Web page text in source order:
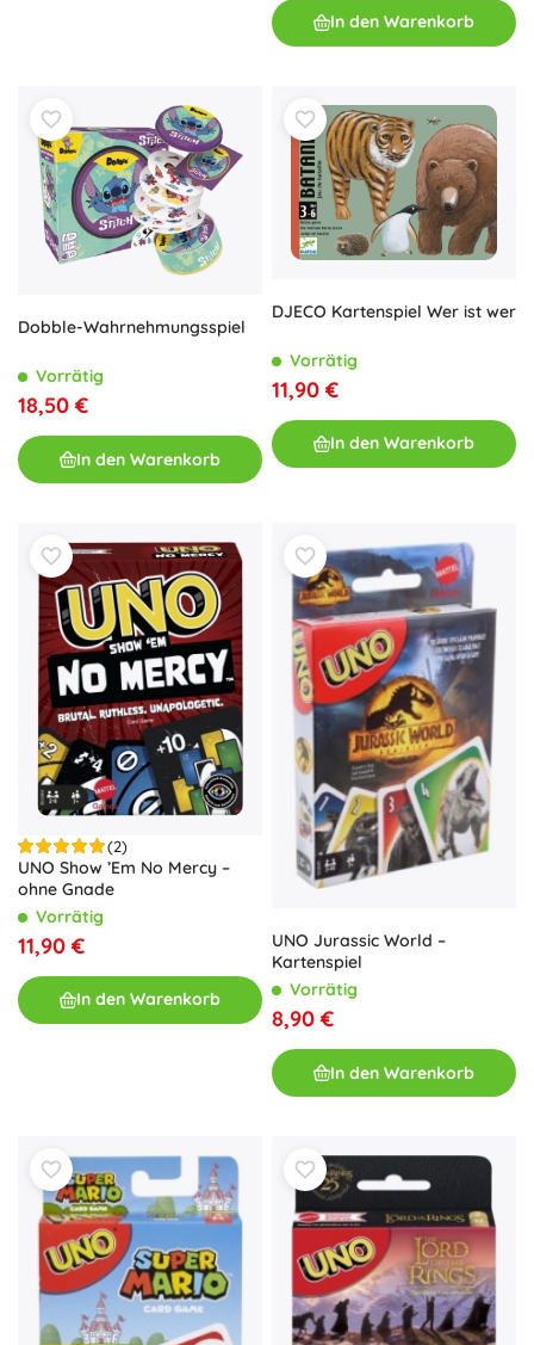
In den Warenkorb
Dobble-Wahrnehmungsspiel
Vorrätig
18,50 €
In den Warenkorb
DJECO Kartenspiel Wer ist wer
Vorrätig
11,90 €
In den Warenkorb
(2)
UNO Show ’Em No Mercy –
ohne Gnade
Vorrätig
11,90 €
In den Warenkorb
UNO Jurassic World –
Kartenspiel
Vorrätig
8,90 €
In den Warenkorb